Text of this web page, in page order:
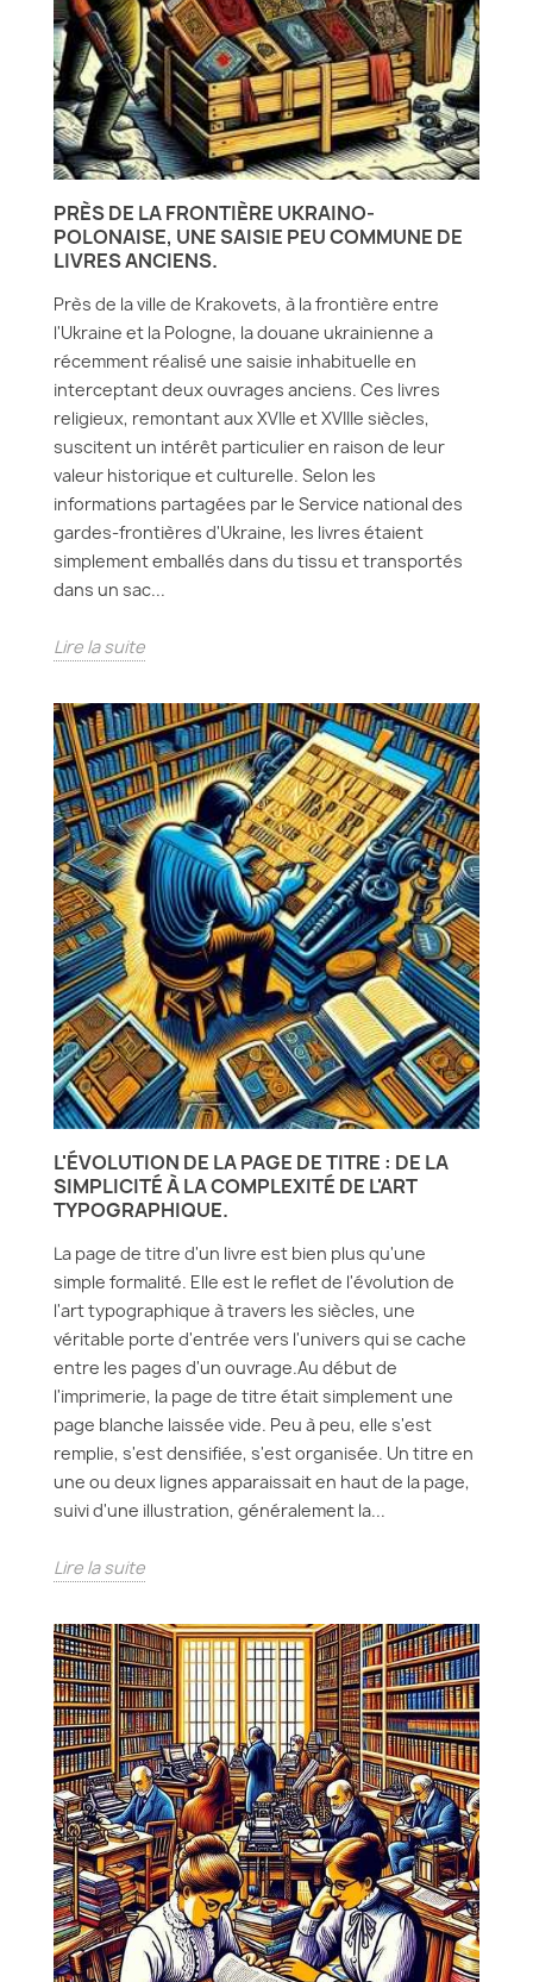
PRÈS DE LA FRONTIÈRE UKRAINO-
POLONAISE, UNE SAISIE PEU COMMUNE DE
LIVRES ANCIENS.
Près de la ville de Krakovets, à la frontière entre
l'Ukraine et la Pologne, la douane ukrainienne a
récemment réalisé une saisie inhabituelle en
interceptant deux ouvrages anciens. Ces livres
religieux, remontant aux XVIIe et XVIIIe siècles,
suscitent un intérêt particulier en raison de leur
valeur historique et culturelle. Selon les
informations partagées par le Service national des
gardes-frontières d'Ukraine, les livres étaient
simplement emballés dans du tissu et transportés
dans un sac...
Lire la suite
L'ÉVOLUTION DE LA PAGE DE TITRE : DE LA
SIMPLICITÉ À LA COMPLEXITÉ DE L'ART
TYPOGRAPHIQUE.
La page de titre d'un livre est bien plus qu'une
simple formalité. Elle est le reflet de l'évolution de
l'art typographique à travers les siècles, une
véritable porte d'entrée vers l'univers qui se cache
entre les pages d'un ouvrage.Au début de
l'imprimerie, la page de titre était simplement une
page blanche laissée vide. Peu à peu, elle s'est
remplie, s'est densifiée, s'est organisée. Un titre en
une ou deux lignes apparaissait en haut de la page,
suivi d'une illustration, généralement la...
Lire la suite